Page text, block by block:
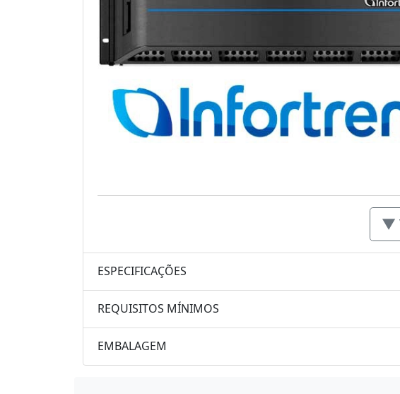
▼
ESPECIFICAÇÕES
REQUISITOS MÍNIMOS
EMBALAGEM